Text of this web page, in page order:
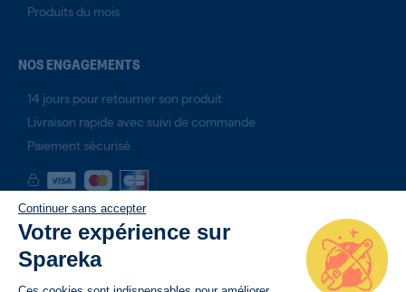
Continuer sans accepter
Votre expérience sur
Spareka
Produits du mois
NOS ENGAGEMENTS
14 jours pour retourner son produit
Livraison rapide avec suivi de commande
Paiement sécurisé